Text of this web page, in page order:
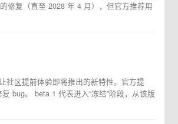
修复（直至 2028 年 4 月），但官方推荐用
社区提前体验即将推出的新特性。官方提
bug。 beta 1 代表进入“冻结”阶段，从该版